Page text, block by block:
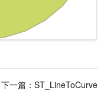
下一篇： ST_LineToCurve